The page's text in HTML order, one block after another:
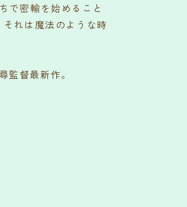
で密輸を始めること
れは魔法のような時
監督最新作。